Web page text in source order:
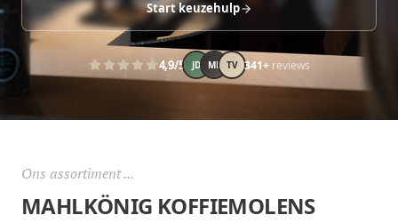
Start keuzehulp
4,9/5 JD ML TV 341+ reviews
Ons assortiment ...
MAHLKÖNIG KOFFIEMOLENS